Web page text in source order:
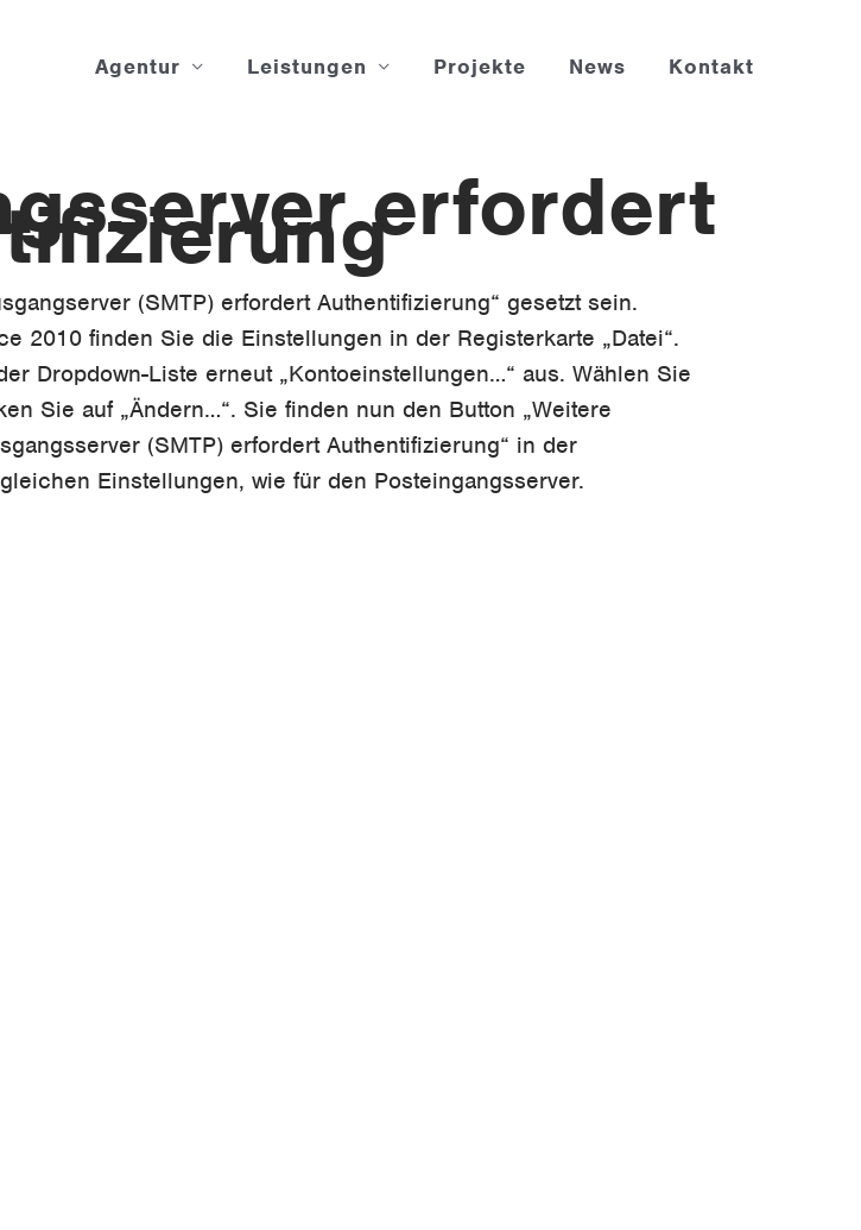
Agentur Leistungen Projekte News Kontakt
erfordert
(SMTP) erfordert Authentifizierung“ gesetzt sein.
2010 finden Sie die Einstellungen in der Registerkarte „Datei“.
Dropdown-Liste erneut „Kontoeinstellungen…“ aus. Wählen Sie
Sie auf „Ändern…“. Sie finden nun den Button „Weitere
(SMTP) erfordert Authentifizierung“ in der
Einstellungen, wie für den Posteingangsserver.